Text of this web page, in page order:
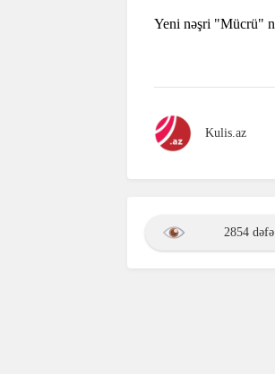
Yeni nəşri "Mücrü"
Kulis.az
2854